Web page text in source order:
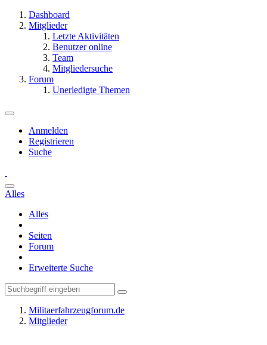
Dashboard
Mitglieder
Letzte Aktivitäten
Benutzer online
Team
Mitgliedersuche
Forum
Unerledigte Themen
Anmelden
Registrieren
Suche
Alles
Alles
Seiten
Forum
Erweiterte Suche
Militaerfahrzeugforum.de
Mitglieder